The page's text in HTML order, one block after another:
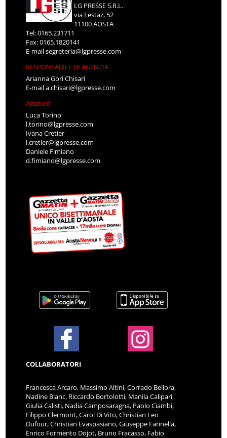
LG PRESSE S.R.L.
via Festaz, 52
11100 AOSTA
Tel: 0165.231711
Fax: 0165.1820141
E-mailsegreteria@lgpresse.com
RESPONSABILE DI AGENZIA
Arianna Gori Chisari
E-maila.chisari@lgpresse.com
Account
Luca Torino
l.torino@lgpresse.com
Ivana Cretier
i.cretier@lgpresse.com
Daniele Fimiano
d.fimiano@lgpresse.com
COLLABORATORI
Francesca Arcaro, Massimo Altini, Corrado Bellora,
Nadine Blanc, Riccardo Bortolotti, Manila Calipari,
Giulia Calisti, Nadia Camposaragna, Paolo Ciambi,
Filippo Clermont, Carol Di Vito, Christian Leo
Dufour, Christian Evaspasiano, Giuseppe Farinella,
Enrico Formento Dojot, Bruno Fracasso, Fabio